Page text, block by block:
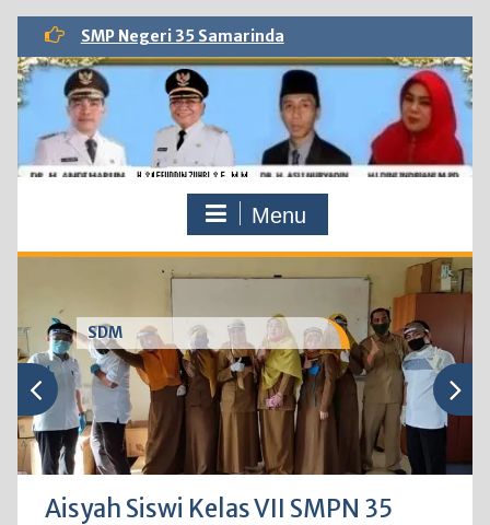
Skip
content
SMP Negeri 35 Samarinda
Menu
SDM
Aisyah Siswi Kelas VII SMPN 35